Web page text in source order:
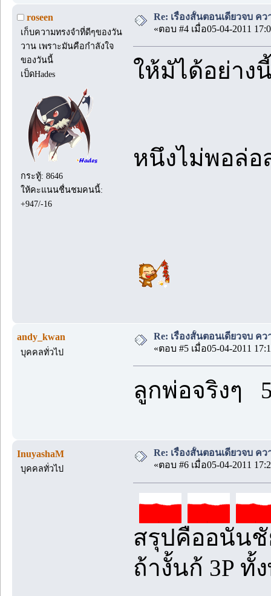
roseen
เก็บความทรงจำที่ดีๆของวัน
วาน เพราะมันคือกำลังใจ
ของวันนี้
เป็ดHades
กระทู้: 8646
ให้คะแนนชื่นชมคนนี้:
+947/-16
Re: เรื่องสั้นตอนเดียวจบ ค
«ตอบ #4 เมื่อ05-04-2011
ให้มัได้อย่าง
หนึงไม่พอล่อ
andy_kwan
บุคคลทั่วไป
Re: เรื่องสั้นตอนเดียวจบ ค
«ตอบ #5 เมื่อ05-04-2011
ลูกพ่อจริงๆ
InuyashaM
บุคคลทั่วไป
Re: เรื่องสั้นตอนเดียวจบ ค
«ตอบ #6 เมื่อ05-04-2011
สรุปคืออนัน
ถ้างั้นก้ 3P